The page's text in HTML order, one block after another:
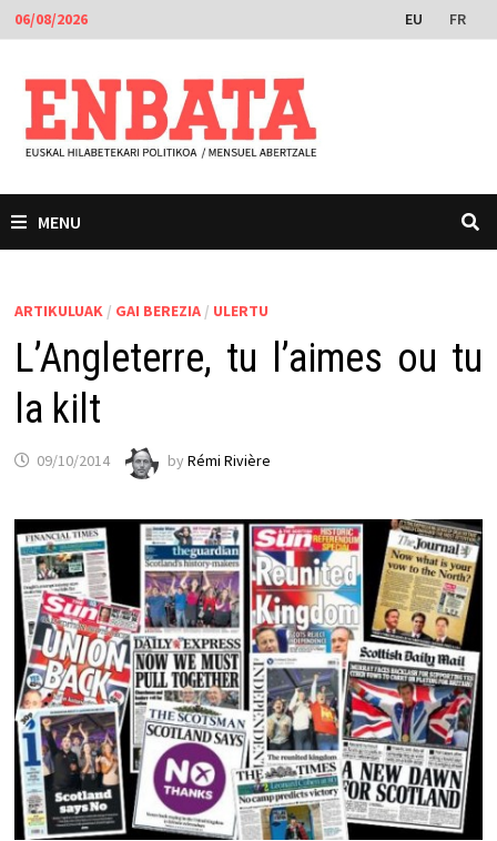
Skip
to
content
06/08/2026 EU FR
MENU
ARTIKULUAK / GAI BEREZIA/ ULERTU
L’Angleterre, tu l’aimes ou tu
la kilt
09/10/2014 by Rémi Rivière